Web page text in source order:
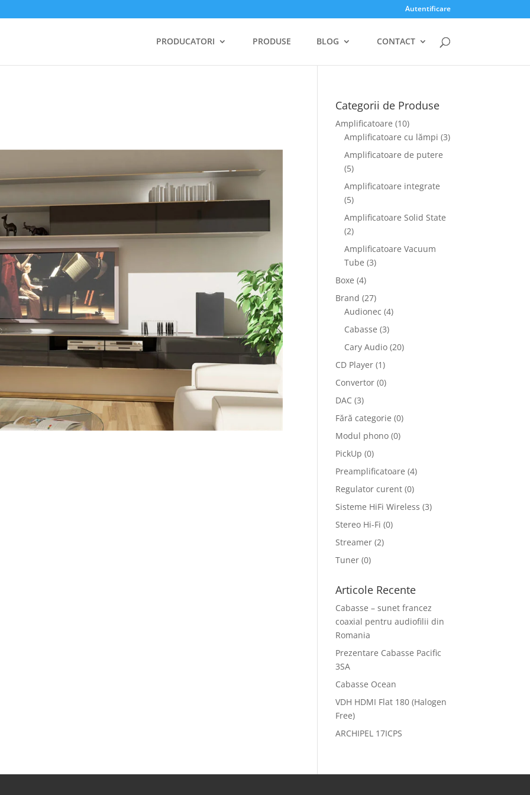
Autentificare
PRODUCATORI PRODUSE BLOG CONTACT
Categorii de Produse
Amplificatoare (10)
Amplificatoare cu lămpi (3)
Amplificatoare de putere
(5)
Amplificatoare integrate
(5)
Amplificatoare Solid State
(2)
Amplificatoare Vacuum
Tube (3)
Boxe (4)
Brand (27)
Audionec (4)
Cabasse (3)
Cary Audio (20)
CD Player (1)
Convertor (0)
DAC (3)
Fără categorie (0)
Modul phono (0)
PickUp (0)
Preamplificatoare (4)
Regulator curent (0)
Sisteme HiFi Wireless (3)
Stereo Hi-Fi (0)
Streamer (2)
Tuner (0)
Articole Recente
Cabasse – sunet francez
coaxial pentru audiofilii din
Romania
Prezentare Cabasse Pacific
3SA
Cabasse Ocean
VDH HDMI Flat 180 (Halogen
Free)
ARCHIPEL 17ICPS